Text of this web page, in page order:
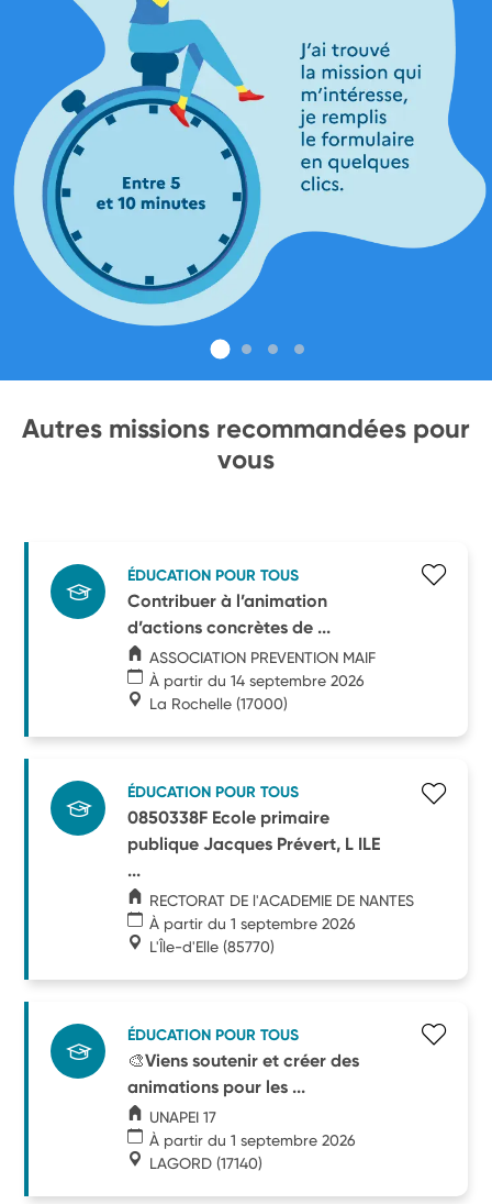
Autres missions recommandées pour
vous
ÉDUCATION POUR TOUS
Contribuer à l’animation
d’actions concrètes de ...
ASSOCIATION PREVENTION MAIF
À partir du 14 septembre 2026
La Rochelle (17000)
ÉDUCATION POUR TOUS
0850338F Ecole primaire
publique Jacques Prévert, L ILE
...
RECTORAT DE l'ACADEMIE DE NANTES
À partir du 1 septembre 2026
L'Île-d'Elle (85770)
ÉDUCATION POUR TOUS
🎨Viens soutenir et créer des
animations pour les ...
UNAPEI 17
À partir du 1 septembre 2026
LAGORD (17140)